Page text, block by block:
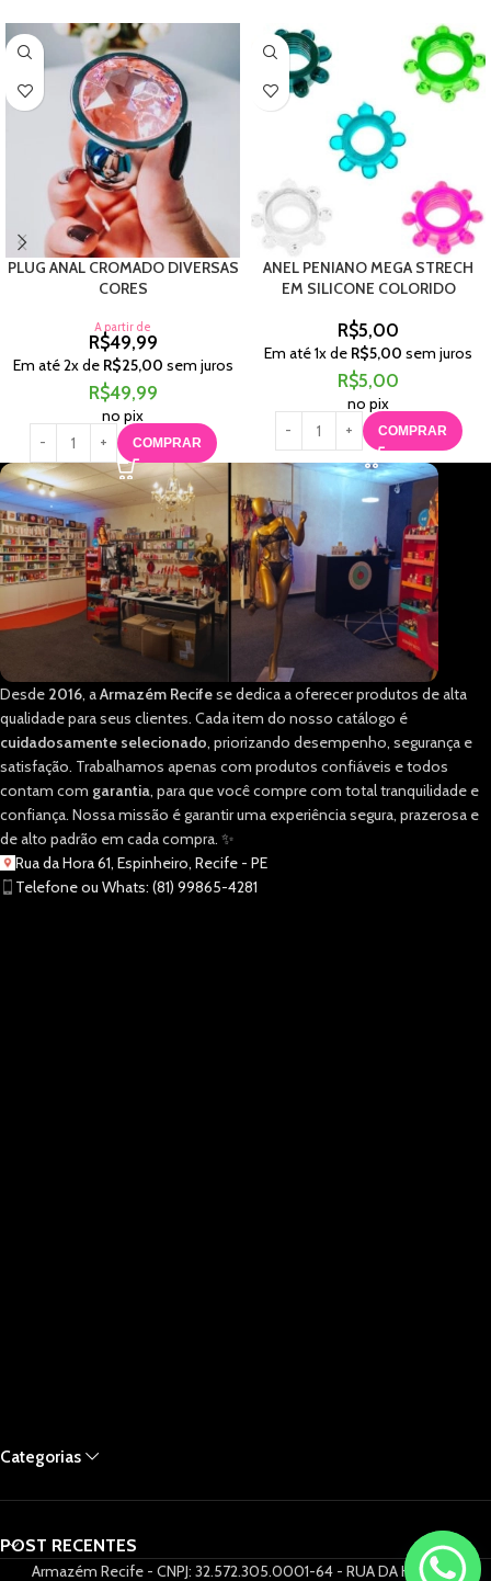
PLUG ANAL CROMADO DIVERSAS
CORES
A partir de
R$49,99
Em até2x de R$25,00 sem juros
R$49,99
no pix
COMPRAR
ANEL PENIANO MEGA STRECH
EM SILICONE COLORIDO
R$5,00
Em até1x de R$5,00 sem juros
R$5,00
no pix
COMPRAR
Desde 2016, aArmazém Recifese dedica a oferecer produtos de alta
qualidade para seus clientes. Cada item do nosso catálogo é
cuidadosamente selecionado, priorizando desempenho, segurança e
satisfação. Trabalhamos apenas com produtos confiáveis e todos
contam com garantia, para que você compre com total tranquilidade e
confiança. Nossa missão é garantir uma experiência segura, prazerosa e
de alto padrão em cada compra. ✨
Rua da Hora 61, Espinheiro, Recife - PE
Telefone ou Whats: (81) 99865-4281
Categorias
POST RECENTES
Armazém Recife - CNPJ: 32.572.305.0001-64 - RUA DA HORA 61,